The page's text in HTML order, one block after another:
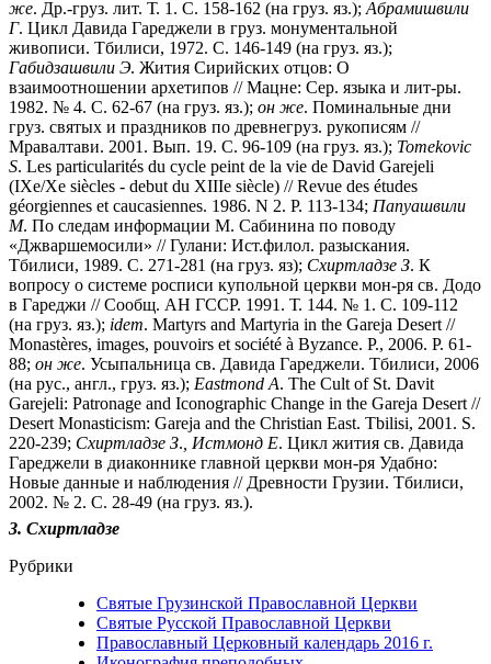
же. Др.-груз. лит. Т. 1. С. 158-162 (на груз. яз.); Абрамишвили
Г. Цикл Давида Гареджели в груз. монументальной
живописи. Тбилиси, 1972. С. 146-149 (на груз. яз.);
Габидзашвили Э. Жития Сирийских отцов: О
взаимоотношении архетипов // Мацне: Сер. языка и лит-ры.
1982. № 4. С. 62-67 (на груз. яз.); он же. Поминальные дни
груз. святых и праздников по древнегруз. рукописям //
Мравалтави. 2001. Вып. 19. С. 96-109 (на груз. яз.); Tomekovic
S. Les particularités du cycle peint de la vie de David Garejeli
(IXe/Xe siècles - debut du XIIIe siècle) // Revue des études
géorgiennes et caucasiennes. 1986. N 2. P. 113-134; Папуашвили
М. По следам информации М. Сабинина по поводу
«Джваршемосили» // Гулани: Ист.филол. разыскания.
Тбилиси, 1989. С. 271-281 (на груз. яз); Схиртладзе З. К
вопросу о системе росписи купольной церкви мон-ря св. Додо
в Гареджи // Сообщ. АН ГССР. 1991. Т. 144. № 1. С. 109-112
(на груз. яз.); idem. Martyrs and Martyria in the Gareja Desert //
Monastères, images, pouvoirs et société à Byzance. Р., 2006. Р. 61-
88; он же. Усыпальница св. Давида Гареджели. Тбилиси, 2006
(на рус., англ., груз. яз.); Eastmond A. The Cult of St. Davit
Garejeli: Patronage and Iconographic Change in the Gareja Desert //
Desert Monasticism: Gareja and the Christian East. Tbilisi, 2001. S.
220-239; Схиртладзе З. Истмонд Е. Цикл жития св. Давида
Гареджели в диаконнике главной церкви мон-ря Удабно:
Новые данные и наблюдения // Древности Грузии. Тбилиси,
2002. № 2. С. 28-49 (на груз. яз.).
З. Схиртладзе
Рубрики
Святые Грузинской Православной Церкви
Святые Русской Православной Церкви
Православный Церковный календарь 2016 г.